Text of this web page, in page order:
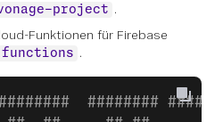
project .
Funktionen für Firebase
.
########  ########